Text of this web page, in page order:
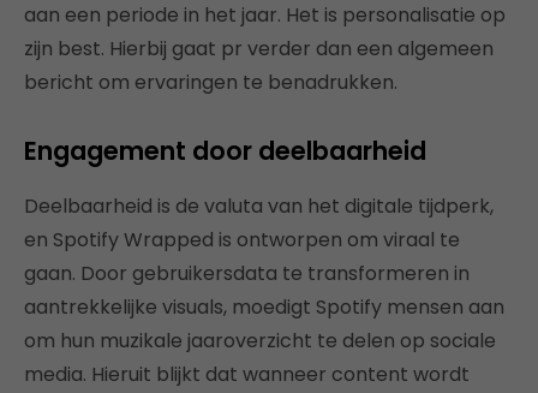
aan een periode in het jaar. Het is personalisatie op
zijn best. Hierbij gaat pr verder dan een algemeen
bericht om ervaringen te benadrukken.
Engagement door deelbaarheid
Deelbaarheid is de valuta van het digitale tijdperk,
en Spotify Wrapped is ontworpen om viraal te
gaan. Door gebruikersdata te transformeren in
aantrekkelijke visuals, moedigt Spotify mensen aan
om hun muzikale jaaroverzicht te delen op sociale
media. Hieruit blijkt dat wanneer content wordt